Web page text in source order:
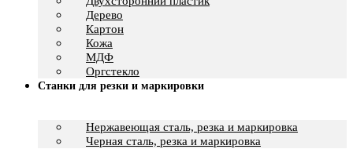
Дерево
Картон
Кожа
МДФ
Оргстекло
Станки для резки и маркировки
Нержавеющая сталь, резка и маркировка
Черная сталь, резка и маркировка